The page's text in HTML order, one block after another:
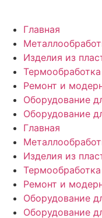
Главная
Изделия из
Ремонт и
Оборудование
Оборудование
Главная
Изделия из
Ремонт и
Оборудование
Оборудование